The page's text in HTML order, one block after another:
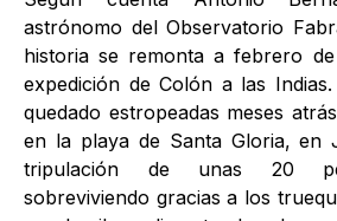
astrónomo del Observatorio
historia se remonta a febrero
expedición de Colón a las
quedado estropeadas meses
en la playa de Santa Gloria, en
tripulación de unas 20
sobreviviendo gracias a los